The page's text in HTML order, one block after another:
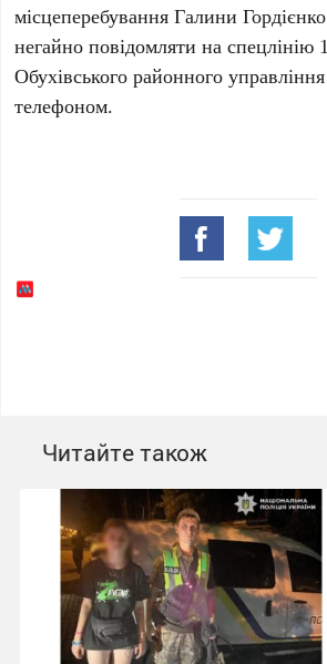
місцеперебування Галини
негайно повідомляти на спецлінію
Обухівського районного управління
телефоном.
Читайте також